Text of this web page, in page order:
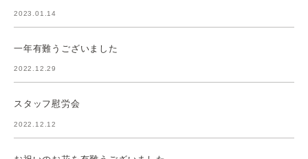
2023.01.14
一年有難うございました
2022.12.29
スタッフ慰労会
2022.12.12